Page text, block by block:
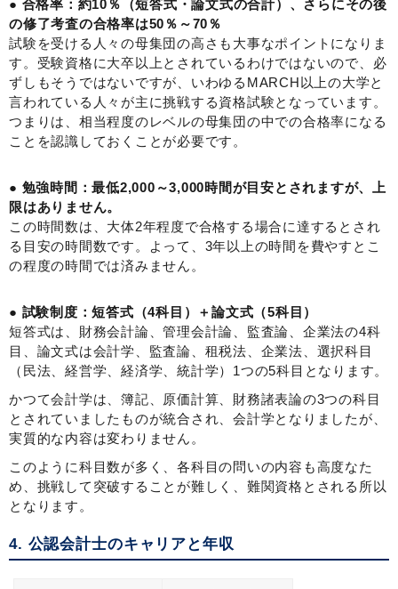
● 合格率：約10％（短答式・論文式の合計）、さらにその後
の修了考査の合格率は50％～70％
試験を受ける人々の母集団の高さも大事なポイントになりま
す。受験資格に大卒以上とされているわけではないので、必
ずしもそうではないですが、いわゆるMARCH以上の大学と
言われている人々が主に挑戦する資格試験となっています。
つまりは、相当程度のレベルの母集団の中での合格率になる
ことを認識しておくことが必要です。
● 勉強時間：最低2,000～3,000時間が目安とされますが、上
限はありません。
この時間数は、大体2年程度で合格する場合に達するとされ
る目安の時間数です。よって、3年以上の時間を費やすとこ
の程度の時間では済みません。
● 試験制度：短答式（4科目）＋論文式（5科目）
短答式は、財務会計論、管理会計論、監査論、企業法の4科
目、論文式は会計学、監査論、租税法、企業法、選択科目
（民法、経営学、経済学、統計学）1つの5科目となります。
かつて会計学は、簿記、原価計算、財務諸表論の3つの科目
とされていましたものが統合され、会計学となりましたが、
実質的な内容は変わりません。
このように科目数が多く、各科目の問いの内容も高度なた
め、挑戦して突破することが難しく、難関資格とされる所以
となります。
4. 公認会計士のキャリアと年収